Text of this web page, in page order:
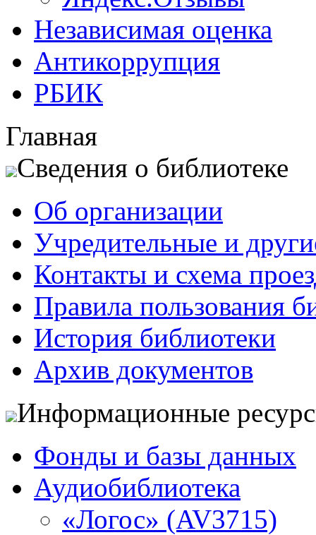
Независимая оценка
Антикоррупция
РБИК
Главная
Сведения о библиотеке
Об организации
Учредительные и
Контакты и схема
Правила пользования
История библиотеки
Архив документов
Информационные
Фонды и базы данных
Аудиобиблиотека
«Логос» (AV3715)